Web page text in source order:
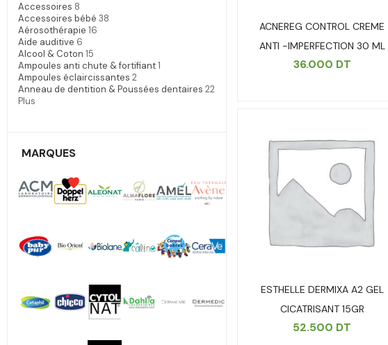
Accessoires 8
Accessoires bébé 38
Aérosothérapie 16
Aide auditive 6
Alcool & Coton 15
Ampoules anti chute & fortifiant1
Ampoules éclaircissantes 2
Anneau de dentition & Poussées dentaires 22
Plus
MARQUES
ACNEREG CONTROL CREME
ANTI -IMPERFECTION 30 ML
36.000 DT
ESTHELLE DERMIXA A2 GEL
CICATRISANT 15GR
52.500 DT